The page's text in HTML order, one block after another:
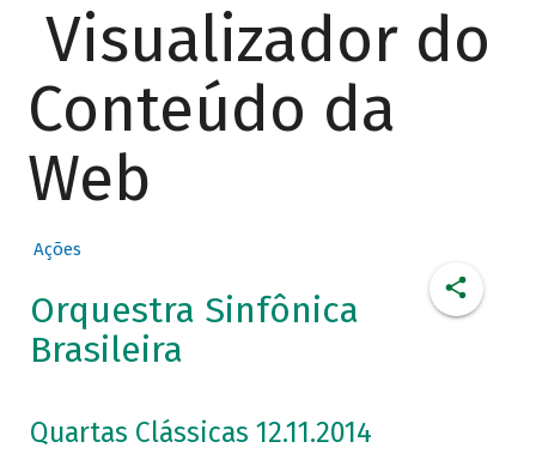
Visualizador do
Conteúdo da
Web
Ações
Orquestra Sinfônica
Brasileira
Quartas Clássicas 12.11.2014